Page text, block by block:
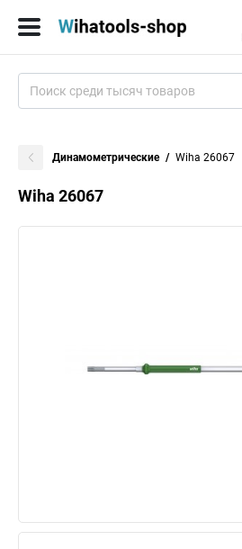
Динамометрические Wiha 26067
Wiha 26067